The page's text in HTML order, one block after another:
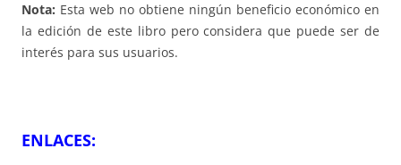
Nota: Esta web no obtiene ningún beneficio económico en
la edición de este libro pero considera que puede ser de
interés para sus usuarios.
ENLACES: